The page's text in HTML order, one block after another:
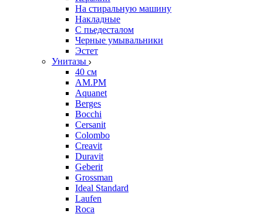
На стиральную машину
Накладные
С пьедесталом
Черные умывальники
Эстет
Унитазы
40 см
AM.PM
Aquanet
Berges
Bocchi
Cersanit
Colombo
Creavit
Duravit
Geberit
Grossman
Ideal Standard
Laufen
Roca